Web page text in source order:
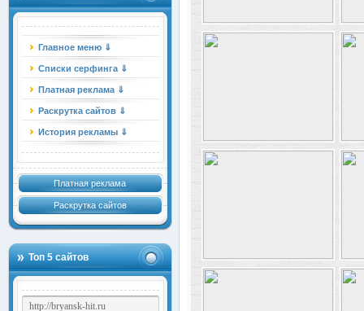
Главное меню ⇓
Списки серфинга ⇓
Платная реклама ⇓
Раскрутка сайтов ⇓
История рекламы ⇓
Платная реклама
Раскрутка сайтов
Топ 5 сайтов